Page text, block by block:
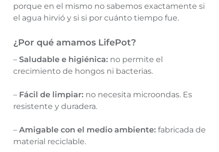
porque en el mismo no sabemos exactamente si
el agua hirvió y si si por cuánto tiempo fue.
¿Por qué amamos LifePot?
– Saludable e higiénica:no permite el
crecimiento de hongos ni bacterias.
– Fácil de limpiar:no necesita microondas. Es
resistente y duradera.
– Amigable con el medio ambiente:fabricada de
material reciclable.